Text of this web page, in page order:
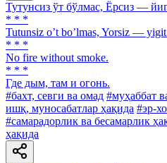
Тутунсиз ўт бўлмас, Ёрсиз —
* * *
Tutunsiz oʼt boʼlmas, Yorsiz —
* * *
No fire without smoke.
* * *
Где дым, там и огонь.
#бахт, севги ва омад #муҳаббат
ишқ, муносабатлар ҳақида #эр-
#самарадорлик ва бесамарлик
ҳақида